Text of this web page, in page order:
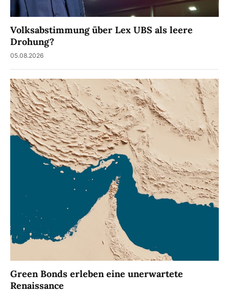
Volksabstimmung über Lex UBS als leere
Drohung?
05.08.2026
Green Bonds erleben eine unerwartete
Renaissance